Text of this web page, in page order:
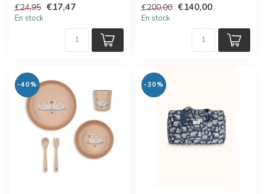
€24,95 €17,47
En stock
1 (vap...
€200,00 €140,00
En stock
-40% -30%